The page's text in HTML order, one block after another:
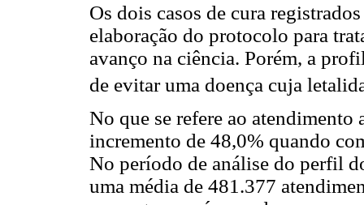
Os dois casos de cura
elaboração do protocolo para
avanço na ciência. Porém, a
de evitar uma doença cuja
No que se refere ao
incremento de 48,0% quando
No período de análise do perfil
uma média de 481.377